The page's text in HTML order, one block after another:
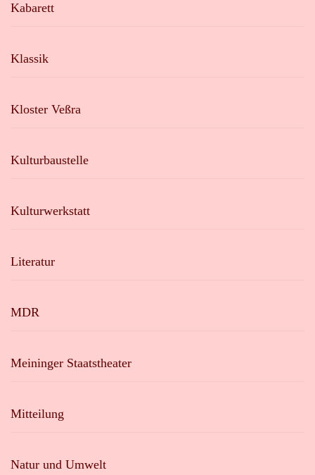
Kabarett
Klassik
Kloster Veßra
Kulturbaustelle
Kulturwerkstatt
Literatur
MDR
Meininger Staatstheater
Mitteilung
Natur und Umwelt